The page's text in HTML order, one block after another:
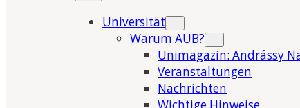
Universität
Warum AUB?
Unimagazin: Andrássy
Veranstaltungen
Nachrichten
Wichtige Hinweise